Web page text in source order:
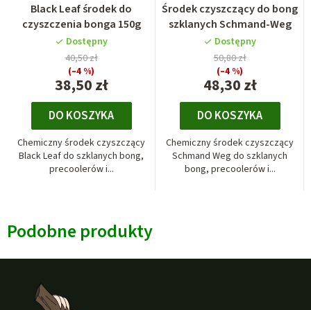
Black Leaf środek do
czyszczenia bonga 150g
Dostępny
38,50 zł
40,50 zł
(–4 %)
DO KOSZYKA
Chemiczny środek czyszczący
Black Leaf do szklanych bong,
precoolerów i...
Środek czyszczący do bong
szklanych Schmand-Weg
Dostępny
48,30 zł
50,80 zł
(–4 %)
DO KOSZYKA
Chemiczny środek czyszczący
Schmand Weg do szklanych
bong, precoolerów i...
Podobne produkty
S